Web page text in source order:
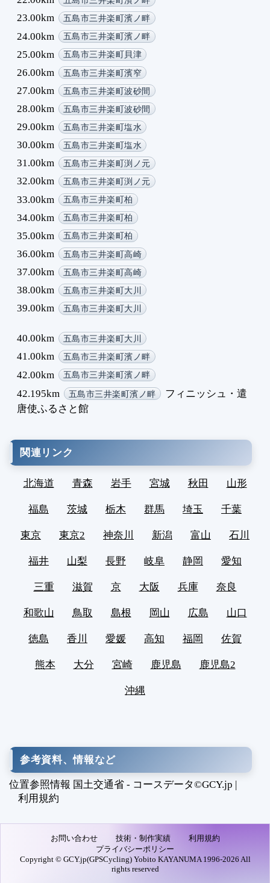
23.00km 五島市三井楽町濱ノ畔
24.00km 五島市三井楽町濱ノ畔
25.00km 五島市三井楽町貝津
26.00km 五島市三井楽町濱窄
27.00km 五島市三井楽町波砂間
28.00km 五島市三井楽町波砂間
29.00km 五島市三井楽町塩水
30.00km 五島市三井楽町塩水
31.00km 五島市三井楽町渕ノ元
32.00km 五島市三井楽町渕ノ元
33.00km 五島市三井楽町柏
34.00km 五島市三井楽町柏
35.00km 五島市三井楽町柏
36.00km 五島市三井楽町高崎
37.00km 五島市三井楽町高崎
38.00km 五島市三井楽町大川
39.00km 五島市三井楽町大川
40.00km 五島市三井楽町大川
41.00km 五島市三井楽町濱ノ畔
42.00km 五島市三井楽町濱ノ畔
42.195km 五島市三井楽町濱ノ畔
フィニッシュ・遣
唐使ふるさと館
関連リンク
北海道 青森 岩手 宮城 秋田 山形
福島 茨城 栃木 群馬 埼玉 千葉
東京 東京2 神奈川 新潟 富山 石川
福井 山梨 長野 岐阜 静岡 愛知
三重 滋賀 京 大阪 兵庫 奈良
和歌山 鳥取 島根 岡山 広島 山口
徳島 香川 愛媛 高知 福岡 佐賀
熊本 大分 宮崎 鹿児島 鹿児島2
沖縄
参考資料、情報など
位置参照情報 国土交通省 - コースデータ©GCY.jp |
利用規約
お問い合わせ 技術・制作実績
利用規約
プライバシーポリシー
Copyright © GCY.jp(GPSCycling) Yobito KAYANUMA 1996-2026 All
rights reserved